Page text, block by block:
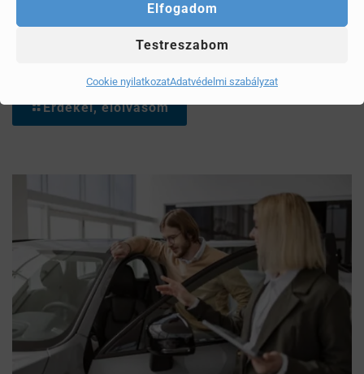
Elfogadom
Testreszabom
Cookie nyilatkozatAdatvédelmi szabályzat
Érdekel, elolvasom